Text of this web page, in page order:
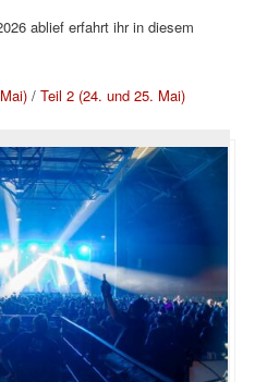
ablief erfahrt ihr in diesem
/Teil 2 (24. und 25. Mai)